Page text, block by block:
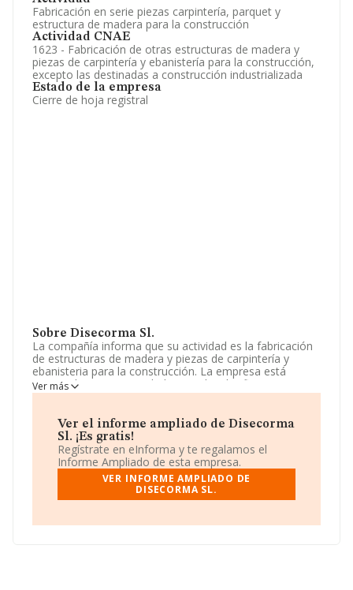
Fabricación en serie piezas carpintería, parquet y
estructura de madera para la construcción
Actividad CNAE
1623 - Fabricación de otras estructuras de madera y
piezas de carpintería y ebanistería para la construcción,
excepto las destinadas a construcción industrializada
Estado de la empresa
Cierre de hoja registral
Sobre Disecorma Sl.
La compañía informa que su actividad es la fabricación
de estructuras de madera y piezas de carpintería y
ebanisteria para la construcción. La empresa está
registrada como Sociedad Limitada. Clasifica su
actividad CNAE como 'Fabricación de otras estructuras
construcción', código 1623. No realiza actividad de
importación y/o exportación.
La plantilla se ha reducido un 44% y según las cifras
existentes en la base de datos de INFORMA, el número
de empleados ha estado por encima de la media de
sector.
Es posible ponerse en contacto con la empresa a través
Ver más
Ver el informe ampliado de Disecorma
Sl. ¡Es gratis!
Regístrate en eInforma y te regalamos el
Informe Ampliado de esta empresa.
VER INFORME AMPLIADO DE
DISECORMA SL.